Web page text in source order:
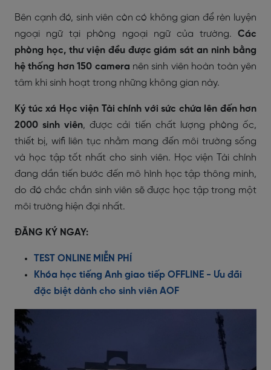
Bên cạnh đó, sinh viên còn có không gian để rèn luyện
ngoại ngữ tại phòng ngoại ngữ của trường. Các
phòng học, thư viện đều được giám sát an ninh bằng
hệ thống hơn 150 camera nên sinh viên hoàn toàn yên
tâm khi sinh hoạt trong những không gian này.
Ký túc xá Học viện Tài chính với sức chứa lên đến hơn
2000 sinh viên, được cải tiến chất lượng phòng ốc,
thiết bị, wifi liên tục nhằm mang đến môi trường sống
và học tập tốt nhất cho sinh viên. Học viện Tài chính
đang dần tiến bước đến mô hình học tập thông minh,
do đó chắc chắn sinh viên sẽ được học tập trong một
môi trường hiện đại nhất.
ĐĂNG KÝ NGAY:
TEST ONLINE MIỄN PHÍ
Khóa học tiếng Anh giao tiếp OFFLINE - Ưu đãi
đặc biệt dành cho sinh viên AOF